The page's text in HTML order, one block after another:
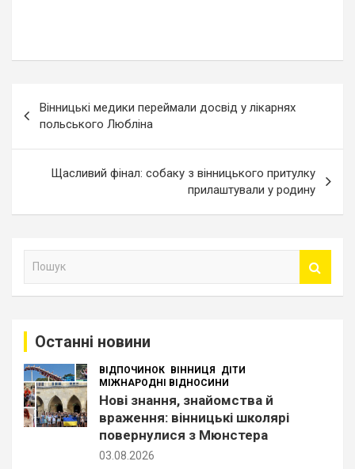
записів
Вінницькі медики переймали досвід у лікарнях
польського Любліна
Щасливий фінал: собаку з вінницького притулку
прилаштували у родину
Останні новини
ВІДПОЧИНОК ВІННИЦЯ
ДІТИ
МІЖНАРОДНІ ВІДНОСИНИ
Нові знання, знайомства й
враження: вінницькі школярі
повернулися з Мюнстера
03.08.2026